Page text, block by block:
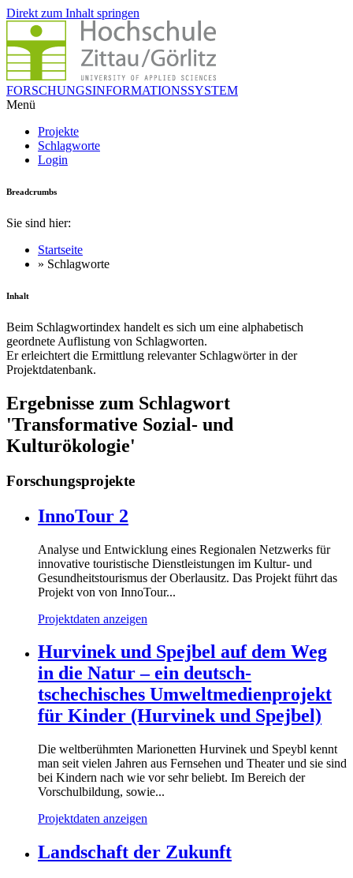
Direkt zum Inhalt springen
FORSCHUNGSINFORMATIONSSYSTEM
Menü
Projekte
Schlagworte
Login
Breadcrumbs
Sie sind hier:
Startseite
» Schlagworte
Inhalt
Beim Schlagwortindex handelt es sich um eine alphabetisch
geordnete Auflistung von Schlagworten.
Er erleichtert die Ermittlung relevanter Schlagwörter in der
Projektdatenbank.
Ergebnisse zum Schlagwort
'Transformative Sozial- und
Kulturökologie'
Forschungsprojekte
InnoTour 2
Analyse und Entwicklung eines Regionalen Netzwerks für
innovative touristische Dienstleistungen im Kultur- und
Gesundheitstourismus der Oberlausitz. Das Projekt führt das
Projekt von von InnoTour...
Projektdaten anzeigen
Hurvinek und Spejbel auf dem Weg
in die Natur – ein deutsch-
tschechisches Umweltmedienprojekt
für Kinder (Hurvinek und Spejbel)
Die weltberühmten Marionetten Hurvinek und Speybl kennt
man seit vielen Jahren aus Fernsehen und Theater und sie sind
bei Kindern nach wie vor sehr beliebt. Im Bereich der
Vorschulbildung, sowie...
Projektdaten anzeigen
Landschaft der Zukunft